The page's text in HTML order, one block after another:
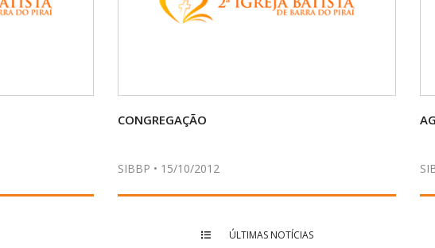
CONGREGAÇÃO
SIBBP • 15/10/2012
ÚLTIMAS NOTÍCIAS